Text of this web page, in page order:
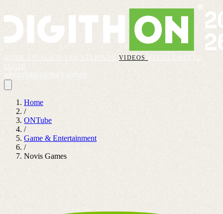
VIDEOS
REGOLAMENTO
Home
/
ONTube
/
Game & Entertainment
/
Novis Games